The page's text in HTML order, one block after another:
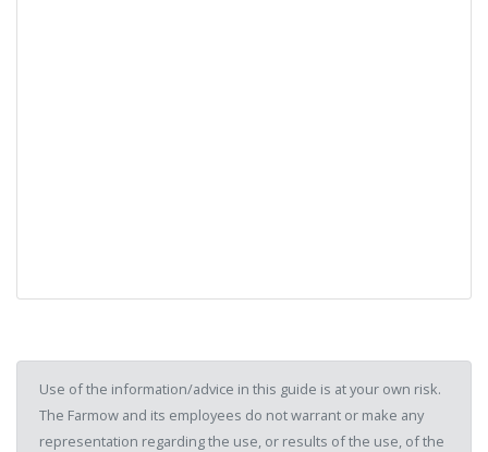
Use of the information/advice in this guide is at your own risk.
The Farmow and its employees do not warrant or make any
representation regarding the use, or results of the use, of the